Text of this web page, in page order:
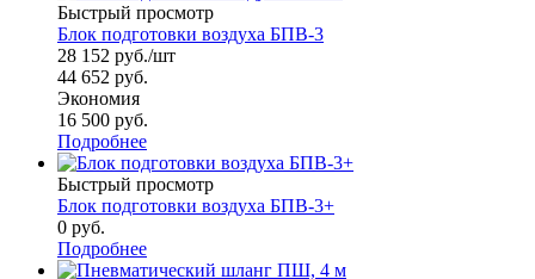
Быстрый просмотр
Блок подготовки воздуха БПВ-3
28 152 руб./шт
44 652 руб.
Экономия
16 500 руб.
Подробнее
Быстрый просмотр
Блок подготовки воздуха БПВ-3+
0 руб.
Подробнее